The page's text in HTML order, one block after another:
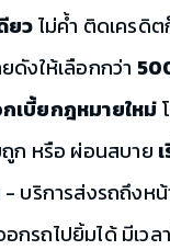
ยวไม่ค้ำ ติดเครดิ
ดังให้เลือกกว่า
เบี้ยกฎหมายใหม่
ถูก หรือ ผ่อนสบาย
บริการส่งรถถึงหน้
อกรถไปยิ้มได้ มีเวล